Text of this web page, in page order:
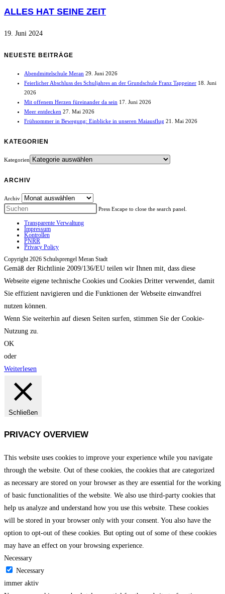
ALLES HAT SEINE ZEIT
19. Juni 2024
NEUESTE BEITRÄGE
Abendmittelschule Meran 29. Juni 2026
Feierlicher Abschluss des Schuljahres an der Grundschule Franz Tappeiner 18. Juni
2026
Mit offenem Herzen füreinander da sein 17. Juni 2026
Meer entdecken 27. Mai 2026
Frühsommer in Bewegung: Einblicke in unseren Maiausflug 21. Mai 2026
KATEGORIEN
Kategorien
ARCHIV
Archiv
Press Escape to close the search panel.
Transparente Verwaltung
Impressum
Kontrollen
PNRR
Privacy Policy
Copyright 2026 Schulsprengel Meran Stadt
Gemäß der Richtlinie 2009/136/EU teilen wir Ihnen mit, dass diese
Webseite eigene technische Cookies und Cookies Dritter verwendet, damit
Sie effizient navigieren und die Funktionen der Webseite einwandfrei
nutzen können.
Wenn Sie weiterhin auf diesen Seiten surfen, stimmen Sie der Cookie-
Nutzung zu.
OK
oder
Weiterlesen
Schließen
PRIVACY OVERVIEW
This website uses cookies to improve your experience while you navigate
through the website. Out of these cookies, the cookies that are categorized
as necessary are stored on your browser as they are essential for the working
of basic functionalities of the website. We also use third-party cookies that
help us analyze and understand how you use this website. These cookies
will be stored in your browser only with your consent. You also have the
option to opt-out of these cookies. But opting out of some of these cookies
may have an effect on your browsing experience.
Necessary
Necessary
immer aktiv